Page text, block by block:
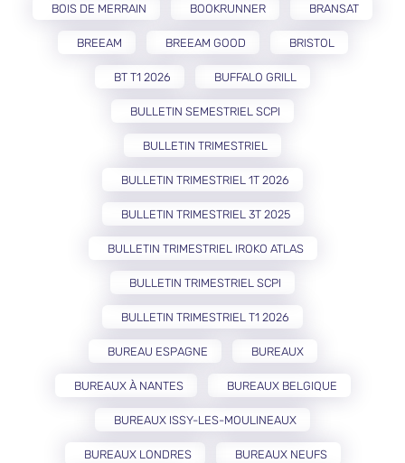
BOIS DE MERRAIN BOOKRUNNER BRANSAT
BREEAM BREEAM GOOD BRISTOL
BT T1 2026 BUFFALO GRILL
BULLETIN SEMESTRIEL SCPI
BULLETIN TRIMESTRIEL
BULLETIN TRIMESTRIEL 1T 2026
BULLETIN TRIMESTRIEL 3T 2025
BULLETIN TRIMESTRIEL IROKO ATLAS
BULLETIN TRIMESTRIEL SCPI
BULLETIN TRIMESTRIEL T1 2026
BUREAU ESPAGNE BUREAUX
BUREAUX À NANTES BUREAUX BELGIQUE
BUREAUX ISSY-LES-MOULINEAUX
BUREAUX LONDRES BUREAUX NEUFS